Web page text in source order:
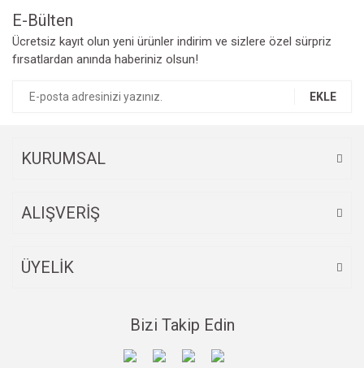
E-Bülten
Ücretsiz kayıt olun yeni ürünler indirim ve sizlere özel sürpriz
fırsatlardan anında haberiniz olsun!
EKLE
KURUMSAL
ALIŞVERİŞ
ÜYELİK
Bizi Takip Edin